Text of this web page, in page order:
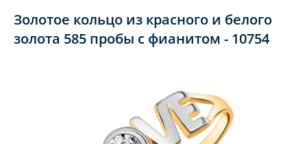
Золотое кольцо из красного и белого
золота 585 пробы с фианитом - 10754